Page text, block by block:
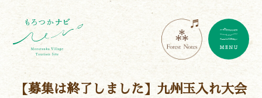
【募集は終了しました】九州玉入れ大会